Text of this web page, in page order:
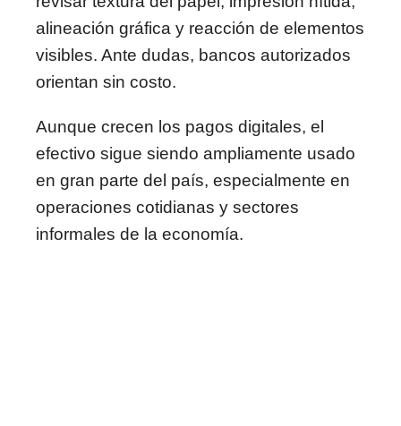
alineación gráfica y reacción de elementos
visibles. Ante dudas, bancos autorizados
orientan sin costo.
Aunque crecen los pagos digitales, el
efectivo sigue siendo ampliamente usado
en gran parte del país, especialmente en
operaciones cotidianas y sectores
informales de la economía.